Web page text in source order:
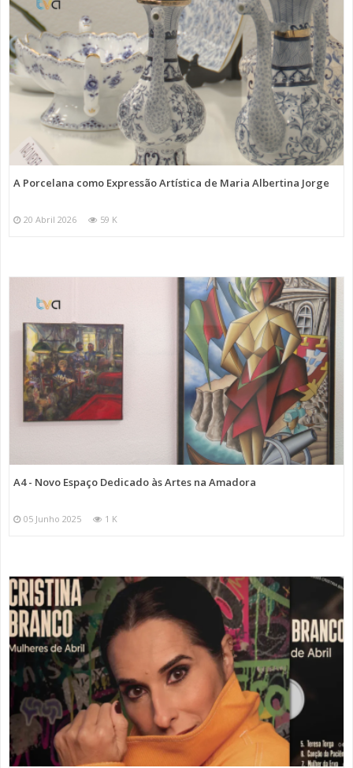
A Porcelana como Expressão Artística de Maria Albertina Jorge
20 Abril 2026 59 K
A4 - Novo Espaço Dedicado às Artes na Amadora
05 Junho 2025 1 K